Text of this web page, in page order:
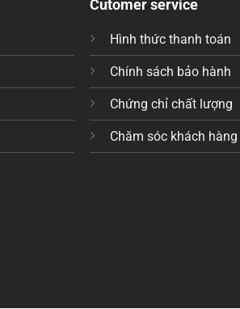
Cutomer service
Hình thức thanh toán
Chính sách bảo hành
Chứng chỉ chất lượng
Chăm sóc khách hàng